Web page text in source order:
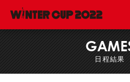
日程結果